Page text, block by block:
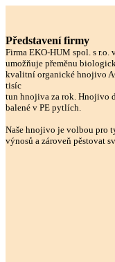
Představení firmy
Firma EKO-HUM spol. s
umožňuje přeměnu
kvalitní organické hnojivo
tisíc
tun hnojiva za rok. Hnojivo
balené v PE pytlích.
Naše hnojivo je volbou pro
výnosů a zároveň pěstovat